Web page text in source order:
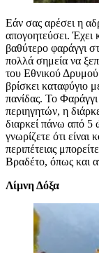
Εάν σας αρέσει η
απογοητεύσει. Έχει
βαθύτερο φαράγγι
πολλά σημεία να
του Εθνικού
βρίσκει καταφύγιο
πανίδας. Το
περιηγητών, η
διαρκεί πάνω από 5
γνωρίζετε ότι
περιπέτειας
Βραδέτο, όπως και
Λίμνη Δόξα